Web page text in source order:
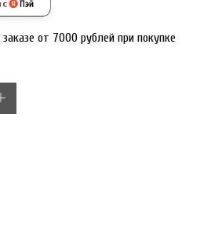
от 7000 рублей при покупке